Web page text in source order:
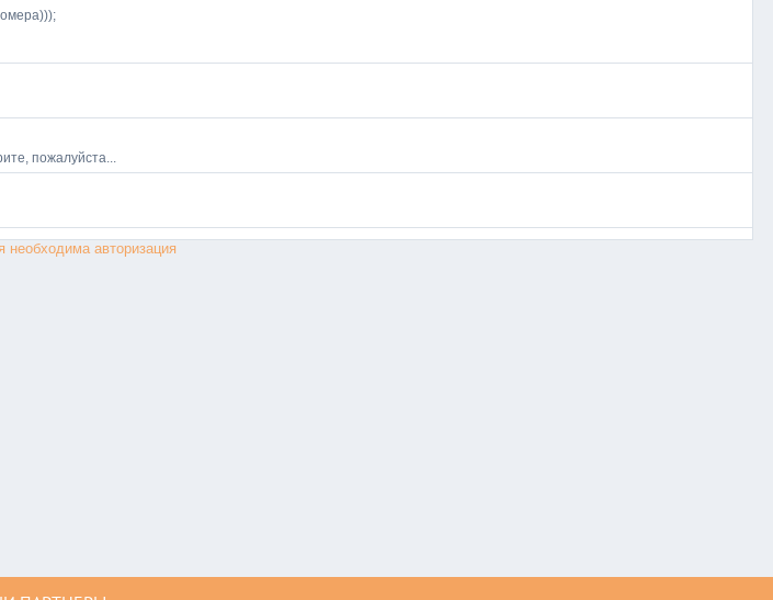
необходима авторизация